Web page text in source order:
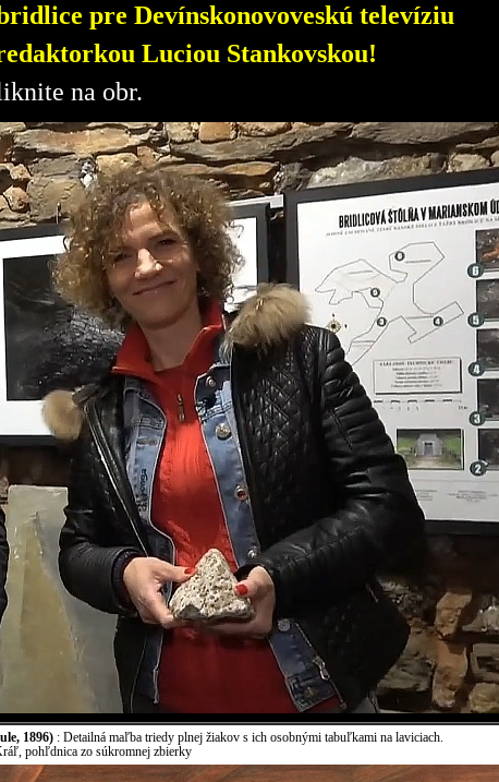
pre Devínskonovoveskú televíziu
Luciou Stankovskou!
na obr.
1896) : Detailná maľba triedy plnej žiakov s ich osobnými tabuľkami na laviciach.
pohľdnica zo súkromnej zbierky